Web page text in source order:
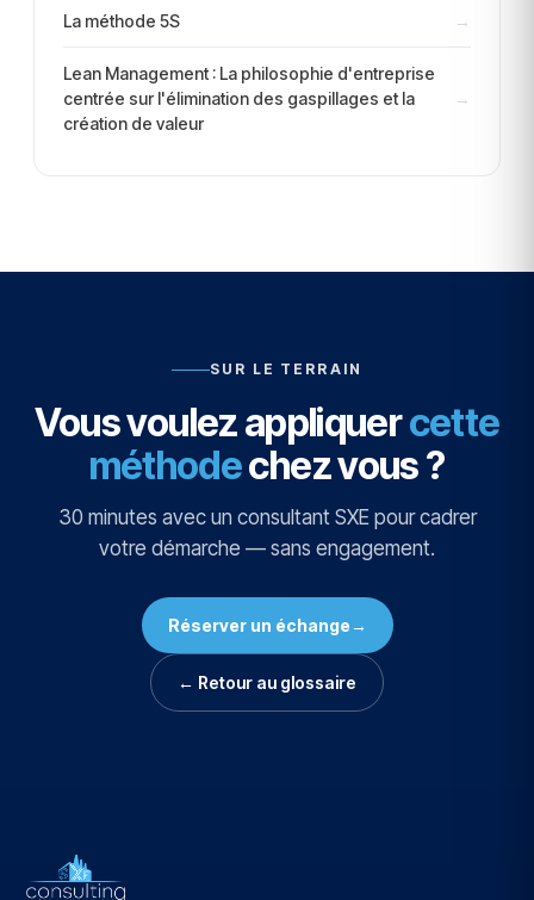
La méthode 5S →
Lean Management : La philosophie d'entreprise
centrée sur l'élimination des gaspillages et la
création de valeur
→
SUR LE TERRAIN
Vous voulez appliquercette
méthodechez vous ?
30 minutes avec un consultant SXE pour cadrer
votre démarche — sans engagement.
Réserver un échange→
← Retour au glossaire